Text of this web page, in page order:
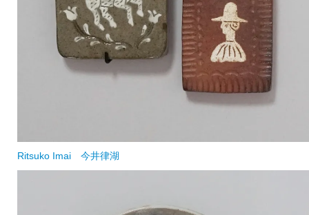
Ritsuko Imai 今井律湖